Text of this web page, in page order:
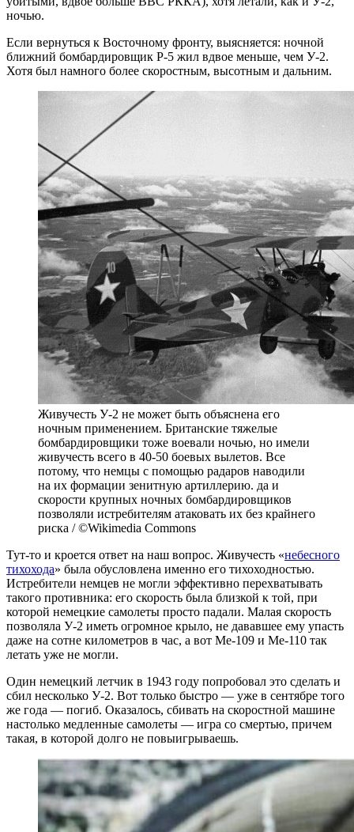
ночью.
Если вернуться к Восточному фронту, выясняется: ночной
ближний бомбардировщик Р-5 жил вдвое меньше, чем У-2.
Хотя был намного более скоростным, высотным и дальним.
Живучесть У-2 не может быть объяснена его
ночным применением. Британские тяжелые
бомбардировщики тоже воевали ночью, но имели
живучесть всего в 40-50 боевых вылетов. Все
потому, что немцы с помощью радаров наводили
на их формации зенитную артиллерию. да и
скорости крупных ночных бомбардировщиков
позволяли истребителям атаковать их без крайнего
риска / ©Wikimedia Commons
Тут-то и кроется ответ на наш вопрос. Живучесть «небесного
тихохода» была обусловлена именно его тихоходностью.
Истребители немцев не могли эффективно перехватывать
такого противника: его скорость была близкой к той, при
которой немецкие самолеты просто падали. Малая скорость
позволяла У-2 иметь огромное крыло, не дававшее ему упасть
даже на сотне километров в час, а вот Ме-109 и Ме-110 так
летать уже не могли.
Один немецкий летчик в 1943 году попробовал это сделать и
сбил несколько У-2. Вот только быстро — уже в сентябре того
же года — погиб. Оказалось, сбивать на скоростной машине
настолько медленные самолеты — игра со смертью, причем
такая, в которой долго не повыигрываешь.